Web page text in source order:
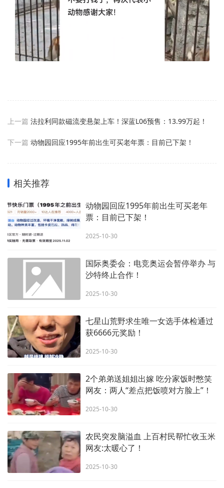
上一篇 法拉利同款磁流变悬架上车！深蓝L06预售：13.99万起！
下一篇 动物园回应1995年前出生可买老年票：目前已下架！
相关推荐
动物园回应1995年前出生可买老年
票：目前已下架！
2025-10-30
国际奥委会：电竞奥运会暂停举办 与
沙特终止合作！
2025-10-30
七星山荒野求生唯一女选手体检通过
获6666元奖励！
2025-10-30
2个弟弟送姐姐出嫁 吃分家饭时憋笑
网友：两人“差点把饭喷对方脸上”！
2025-10-30
农民突发脑溢血 上百村民帮忙收玉米
网友:太暖心了！
2025-10-30